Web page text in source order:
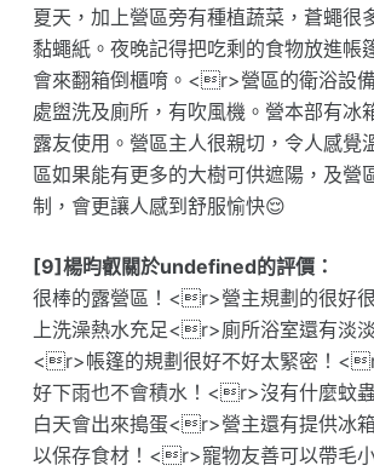
夏天，加上營區旁有種植蔬菜，蒼蠅很
黏蠅紙。夜晚記得把吃剩的食物放進帳
會來翻箱倒櫃唷。<r>營區的衛浴設
處盥洗及廁所，有吹風機。營本部有冰
露友使用。營區主人很親切，令人感
區如果能有更多的大樹可供遮陽，及營
制，會更讓人感到舒服愉快😌
[9]楊昀叡關於undefined的評價：
很棒的露營區！<r>營主規劃的很好
上洗澡熱水充足<r>廁所浴室還有淡淡
<r>帳篷的規劃很好不好太緊密！
好下雨也不會積水！<r>沒有什麼蚊
白天會出來搗蛋<r>營主還有提供冰
以保存食材！<r>寵物友善可以帶毛小